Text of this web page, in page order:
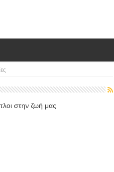
στην ζωή μας